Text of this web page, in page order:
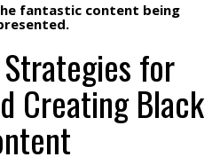
fantastic content being
for
Creating Black